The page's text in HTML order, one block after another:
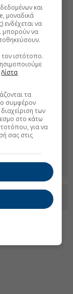
και
μοναδικά
ενδέχεται να
μπορούν να
ιστότοπο.
Λίστα
τα
συμφέρον
των
στο κάτω
για να
σας στις